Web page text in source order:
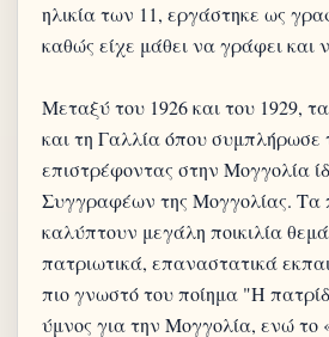
ηλικία των 11, εργάστηκε ως
καθώς είχε μάθει να γράφει και
Μεταξύ του 1926 και του 1929,
και τη Γαλλία όπου συμπλήρωσε
επιστρέφοντας στην Μογγολία
Συγγραφέων της Μογγολίας. Τα
καλύπτουν μεγάλη ποικιλία
πατριωτικά, επαναστατικά
πιο γνωστό του ποίημα "Η
ύμνος για την Μογγολία, ενώ το